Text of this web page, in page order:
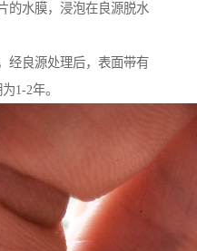
的水膜，浸泡在良源脱水
经良源处理后，表面带有
1-2年。